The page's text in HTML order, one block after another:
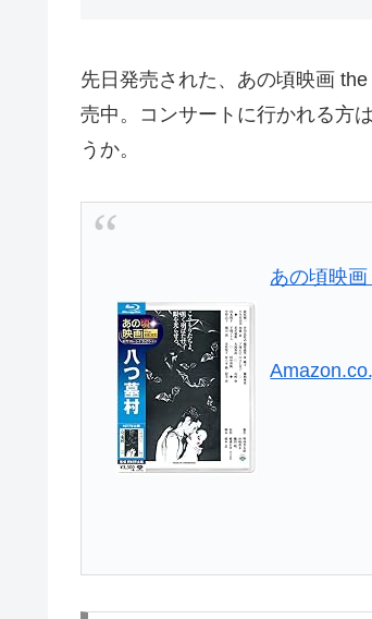
先日発売された、あの頃映画
売中。コンサートに行かれる方
うか。
あの頃映